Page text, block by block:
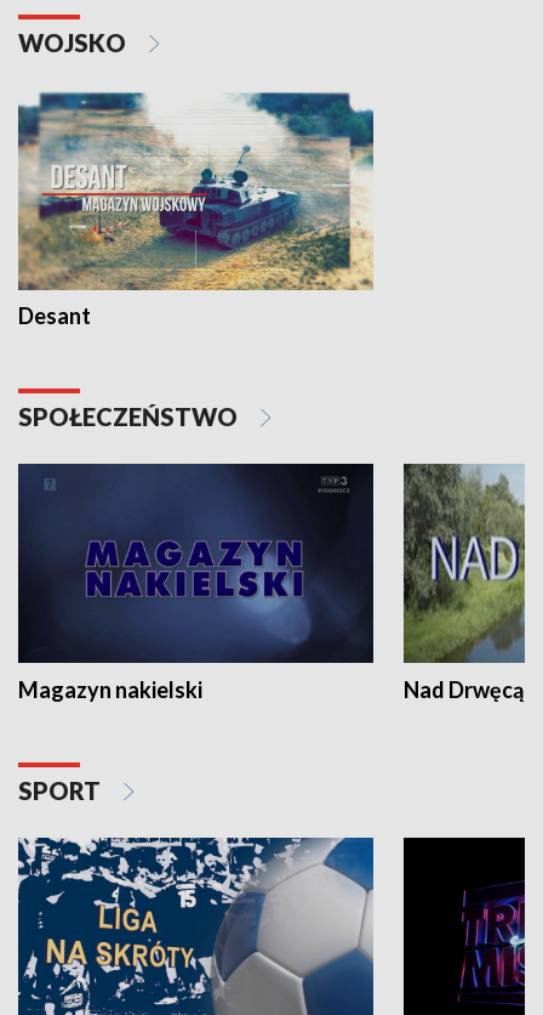
WOJSKO
Desant
SPOŁECZEŃSTWO
Magazyn nakielski Nad Drwęcą
SPORT